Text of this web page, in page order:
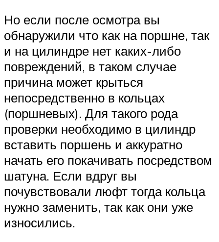
Но если после осмотра вы
обнаружили что как на поршне, так
и на цилиндре нет каких-либо
повреждений, в таком случае
причина может крыться
непосредственно в кольцах
(поршневых). Для такого рода
проверки необходимо в цилиндр
вставить поршень и аккуратно
начать его покачивать посредством
шатуна. Если вдруг вы
почувствовали люфт тогда кольца
нужно заменить, так как они уже
износились.